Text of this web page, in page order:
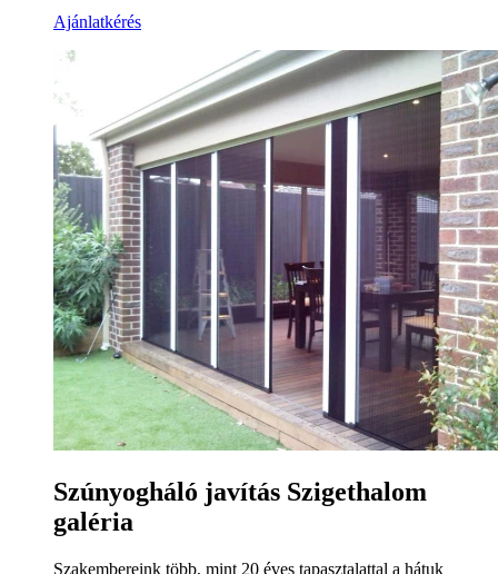
Ajánlatkérés
Szúnyogháló javítás Szigethalom
galéria
Szakembereink több, mint 20 éves tapasztalattal a hátuk